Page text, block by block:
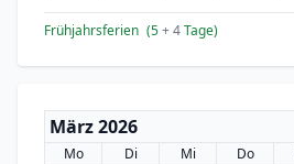
Frühjahrsferien (5+ 4Tage)
März 2026
Mo Di Mi Do